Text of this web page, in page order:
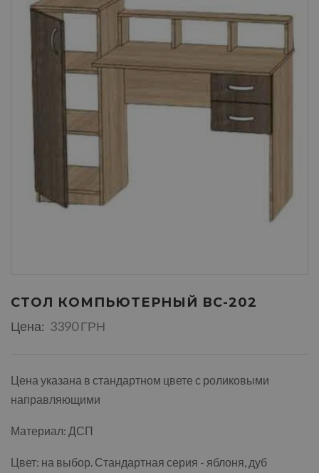
СТОЛ КОМПЬЮТЕРНЫЙ ВС-202
Цена: 3390 ГРН
Цена указана в стандартном цвете с роликовыми
направляющими
Материал: ДСП
Цвет: на выбор. Стандартная серия - яблоня, дуб